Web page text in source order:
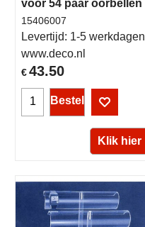
voor 54 paar oorbellen
€43.50
15406007
Levertijd: 1-5 werkdagen
www.deco.nl
Bestel
Klik hier